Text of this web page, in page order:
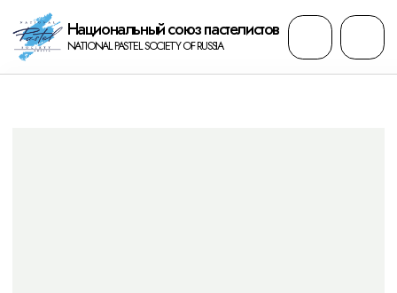
Национальный cоюз пастелистов
NATIONAL PASTEL SOCIETY OF RUSSIA